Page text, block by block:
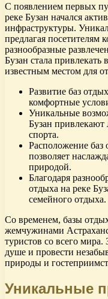
С появлением первых
реке Бузан начался
инфраструктуры.
предлагая посетителям
разнообразные
Бузан стала привлекать
известным местом для
Развитие баз
комфортные
Уникальные
Бузан привлекают
спорта.
Расположение баз
позволяет
природой.
Благодаря
отдыха на реке
семейного отдыха.
Со временем, базы
жемчужинами
туристов со всего
душе и провести
природы и
Уникальные